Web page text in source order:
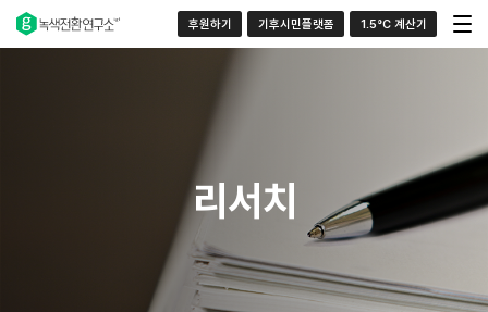
후원하기 기후시민플랫폼 1.5°C 계산기
리서치